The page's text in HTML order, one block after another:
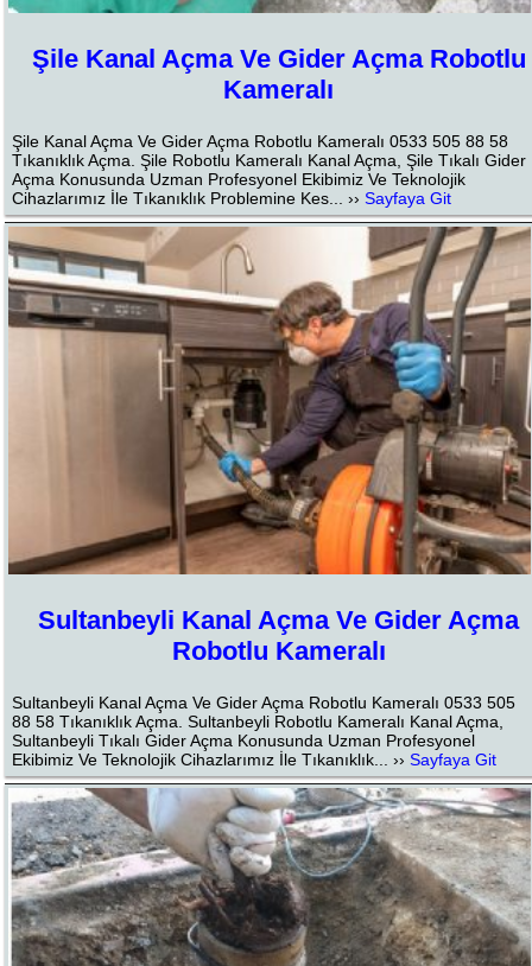
Şile Kanal Açma Ve Gider Açma Robotlu
Kameralı
Şile Kanal Açma Ve Gider Açma Robotlu Kameralı 0533 505 88 58
Tıkanıklık Açma. Şile Robotlu Kameralı Kanal Açma, Şile Tıkalı Gider
Açma Konusunda Uzman Profesyonel Ekibimiz Ve Teknolojik
Cihazlarımız İle Tıkanıklık Problemine Kes... ››Sayfaya Git
Sultanbeyli Kanal Açma Ve Gider Açma
Robotlu Kameralı
Sultanbeyli Kanal Açma Ve Gider Açma Robotlu Kameralı 0533 505
88 58 Tıkanıklık Açma. Sultanbeyli Robotlu Kameralı Kanal Açma,
Sultanbeyli Tıkalı Gider Açma Konusunda Uzman Profesyonel
Ekibimiz Ve Teknolojik Cihazlarımız İle Tıkanıklık... ››Sayfaya Git